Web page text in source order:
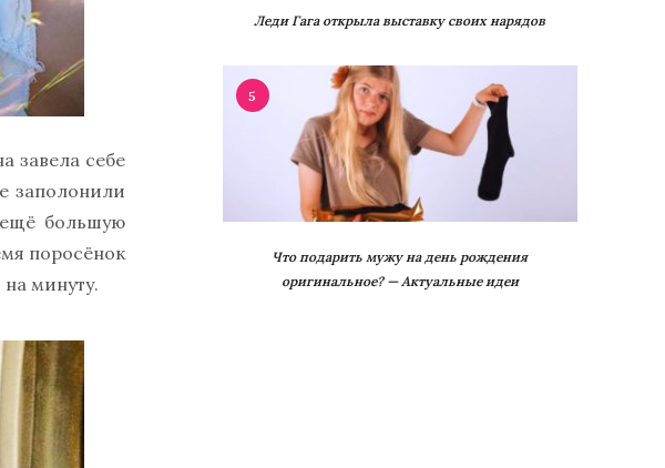
завела себе
заполонили
большую
поросёнок
минуту.
Леди Гага открыла выставку своих нарядов
5
Что подарить мужу на день рождения
оригинальное? — Актуальные идеи